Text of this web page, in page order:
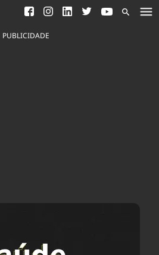
Saneamento
Indicadores
Política
PUBLICIDADE